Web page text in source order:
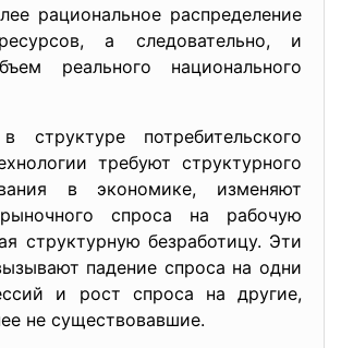
рациональное распределение
а следовательно, и
реального национального
структуре потребительского
требуют структурного
в экономике, изменяют
спроса на рабочую
структурную безработицу. Эти
падение спроса на одни
и рост спроса на другие,
не существовавшие.